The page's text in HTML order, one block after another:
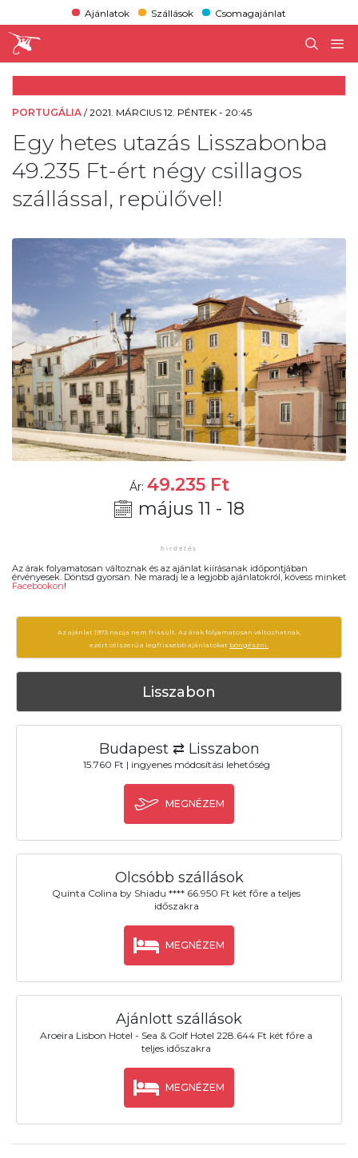
Ajánlatok Szállások Csomagajánlat
PORTUGÁLIA /2021. MÁRCIUS 12. PÉNTEK - 20:45
Egy hetes utazás Lisszabonba
49.235 Ft-ért négy csillagos
szállással, repülővel!
Ár: 49.235 Ft
május 11 - 18
Az árak folyamatosan változnak és az ajánlat kiírásanak időpontjában
érvényesek. Döntsd gyorsan. Ne maradj le a legjobb ajánlatokról, kövess minket
Facebookon!
Az ajánlat 1973 napja nem frissült. Az árak folyamatosan változhatnak,
ezért célszerű a legfrissebb ajánlatokat böngészni.
Lisszabon
Budapest ⇄ Lisszabon
15.760 Ft | ingyenes módosítási lehetőség
MEGNÉZEM
Olcsóbb szállások
Quinta Colina by Shiadu **** 66.950 Ft két főre a teljes
időszakra
MEGNÉZEM
Ajánlott szállások
Aroeira Lisbon Hotel - Sea & Golf Hotel 228.644 Ft két főre a
teljes időszakra
MEGNÉZEM